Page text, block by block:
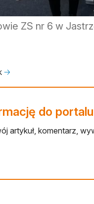
ZS nr 6 w
🡢
do
artykuł, komentarz,